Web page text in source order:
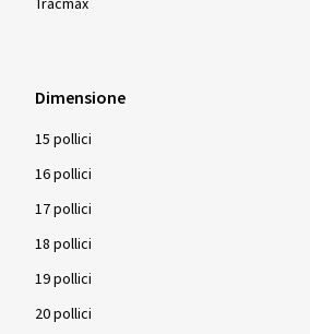
Dimensione
15 pollici
16 pollici
17 pollici
18 pollici
19 pollici
20 pollici